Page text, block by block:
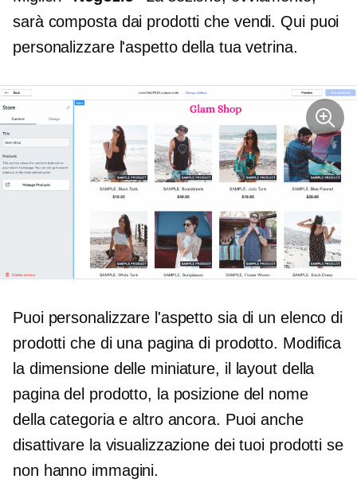
sarà composta dai prodotti che vendi. Qui puoi
personalizzare l'aspetto della tua vetrina.
Puoi personalizzare l'aspetto sia di un elenco di
prodotti che di una pagina di prodotto. Modifica
la dimensione delle miniature, il layout della
pagina del prodotto, la posizione del nome
della categoria e altro ancora. Puoi anche
disattivare la visualizzazione dei tuoi prodotti se
non hanno immagini.